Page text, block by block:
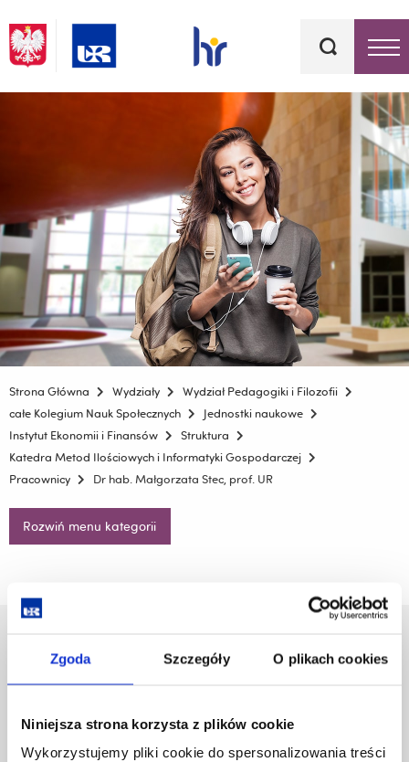
Zgoda Szczegóły O plikach cookies
Niniejsza strona korzysta z plików cookie
Wykorzystujemy pliki cookie do spersonalizowania treści
kluczowe
Strona Główna Wydziały
Wydział Pedagogiki i Filozofii
całe Kolegium Nauk Społecznych
Jednostki naukowe
Instytut Ekonomii i Finansów
Struktura
Katedra Metod Ilościowych i Informatyki Gospodarczej
Pracownicy
Dr hab. Małgorzata Stec, prof. UR
Rozwiń menu kategorii
Al. Tadeusza Rejtana 16C
35-959 Rzeszów
Pomiń
nawigację
Polityka prywatności
Mapa serwisu